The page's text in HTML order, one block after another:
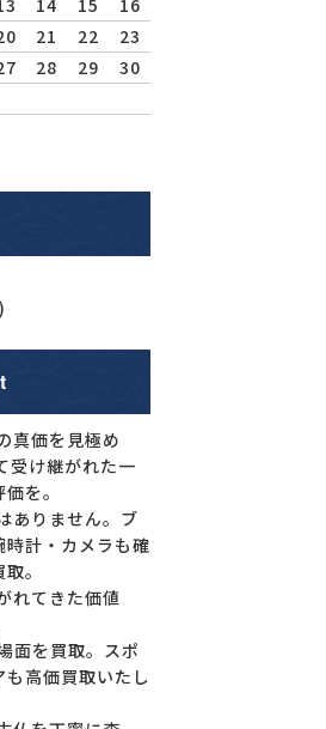
21 22
23
28 29
30
真価を見極め
受け継がれた一
を。
ありません。ブ
時計・カメラも確
。
れてきた価値
面を買取。スポ
高価買取いたし